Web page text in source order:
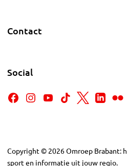
Contact
Social
Copyright © 2026Omroep Brabant:
sport en informatie uit jouw regio.